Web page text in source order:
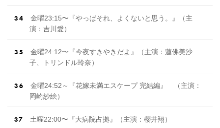
金曜23:15〜『やっぱそれ、よくないと思う。』（主
演：吉川愛）
金曜24:12〜『今夜すきやきだよ』（主演：蓮佛美沙
子、トリンドル玲奈）
金曜24:52～『花嫁未満エスケープ 完結編』 （主演：
岡崎紗絵）
土曜22:00〜『大病院占拠』（主演：櫻井翔）